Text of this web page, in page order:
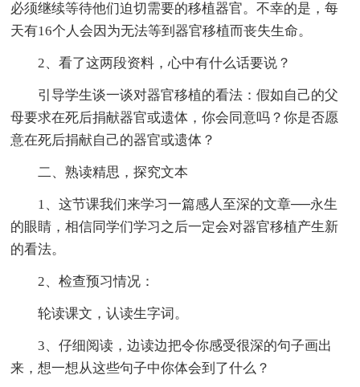
必须继续等待他们迫切需要的移植器官。不幸的是，每
天有16个人会因为无法等到器官移植而丧失生命。
2、看了这两段资料，心中有什么话要说？
引导学生谈一谈对器官移植的看法：假如自己的父
母要求在死后捐献器官或遗体，你会同意吗？你是否愿
意在死后捐献自己的器官或遗体？
二、熟读精思，探究文本
1、这节课我们来学习一篇感人至深的文章──永生
的眼睛，相信同学们学习之后一定会对器官移植产生新
的看法。
2、检查预习情况：
轮读课文，认读生字词。
3、仔细阅读，边读边把令你感受很深的句子画出
来，想一想从这些句子中你体会到了什么？